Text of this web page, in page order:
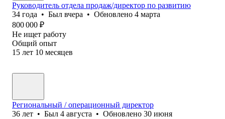
Руководитель отдела продаж/директор по развитию
34 года • Был вчера • Обновлено 4 марта
800 000 ₽
Не ищет работу
Общий опыт
15 лет 10 месяцев
Региональный / операционный директор
36 лет • Был 4 августа • Обновлено 30 июня